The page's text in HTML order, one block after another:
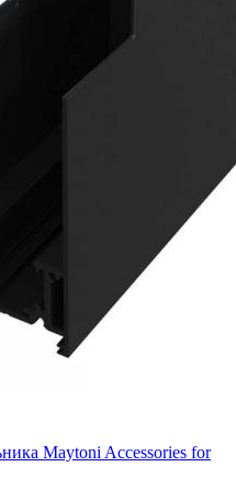
Maytoni Accessories for